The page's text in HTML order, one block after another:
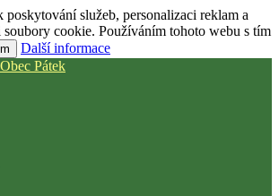
služeb, personalizaci reklam a
soubory cookie. Používáním tohoto webu s tím
Další informace
Pátek